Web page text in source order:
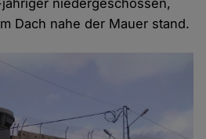
niedergeschossen,
Dach nahe der Mauer stand.